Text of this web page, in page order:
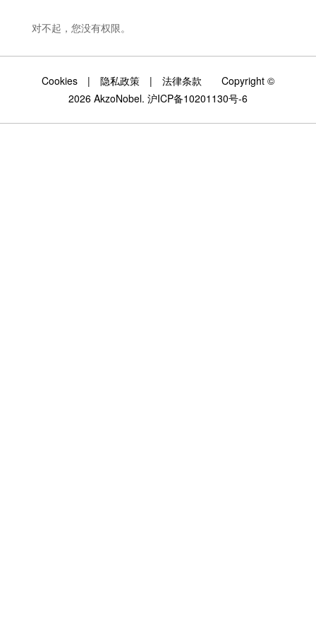
对不起，您没有权限。
Cookies| 隐私政策| 法律条款 Copyright ©
2026 AkzoNobel. 沪ICP备10201130号-6